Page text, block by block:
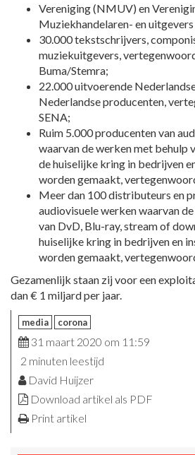
Vereniging (NMUV) en
Muziekhandelaren- en
30.000 tekstschrijvers,
muziekuitgevers,
Buma/Stemra;
22.000 uitvoerende
Nederlandse producenten,
SENA;
Ruim 5.000 producenten van
waarvan de werken met behulp
de huiselijke kring in bedrijven
worden gemaakt,
Meer dan 100 distributeurs en
audiovisuele werken waarvan
van DvD, Blu-ray, stream of
huiselijke kring in bedrijven en
worden gemaakt,
Gezamenlijk staan zij voor een
dan € 1 miljard per jaar.
media corona
31 maart 2020 om 11:59
2 minuten leestijd
David Huijzer
Download artikel als PDF
Print artikel